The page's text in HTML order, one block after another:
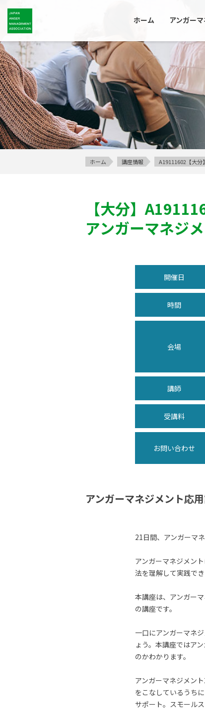
ホーム アンガー
ホーム 講座情報 A19111602【大
【大分】
アンガーマネジ
開催日
時間
会場
講師
受講料
お問い合わせ
アンガーマネジメント応
21日間、アンガーマ
アンガーマネジメン
法を理解して実践で
本講座は、アンガー
の講座です。
一口にアンガーマネ
ょう。本講座ではア
のかわかります。
アンガーマネジメン
をこなしているうち
サポート。スモール